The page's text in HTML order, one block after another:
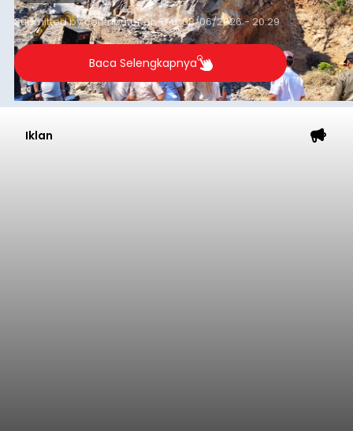
Submitted bycontributoronThu, 08/06/2026 - 20:29
Baca Selengkapnya
Iklan